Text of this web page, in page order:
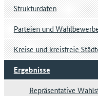
Strukturdaten
Parteien und
Kreise und kreisfreie
Ergebnisse
Repräsentative